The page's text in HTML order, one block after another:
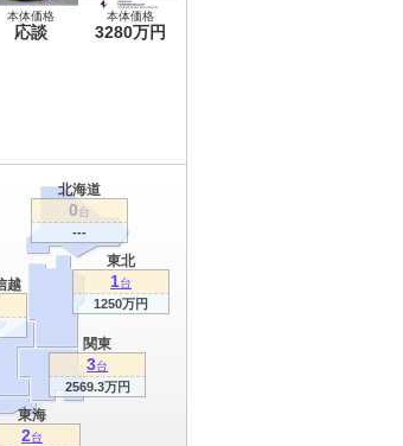
本体価格
応談
本体価格
3280万円
関東
3台
2569.3万円
東海
2台
北海道
0台
---
東北
1台
1250万円
越